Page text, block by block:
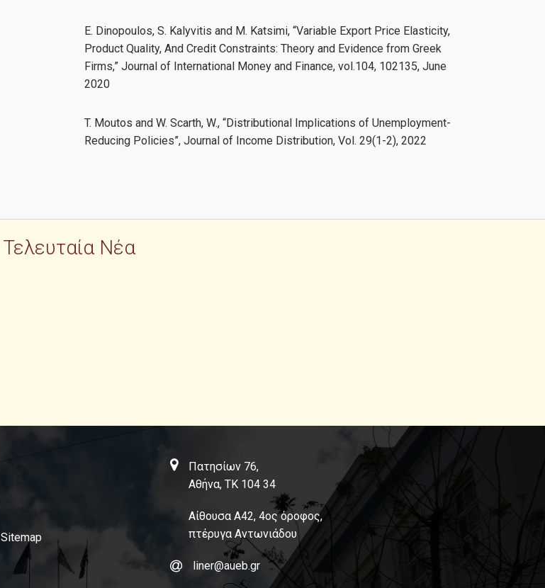
E. Dinopoulos, S. Kalyvitis and M. Katsimi, “Variable Export Price Elasticity,
Product Quality, And Credit Constraints: Theory and Evidence from Greek
Firms,” Journal of International Money and Finance, vol.104, 102135, June
2020
T. Moutos and W. Scarth, W., “Distributional Implications of Unemployment-
Reducing Policies”, Journal of Income Distribution, Vol. 29(1-2), 2022
Τελευταία Νέα
Sitemap
Πατησίων 76,
Αθήνα, ΤΚ 104 34
Αίθουσα Α42, 4ος όροφος,
πτέρυγα Αντωνιάδου
liner@aueb.gr